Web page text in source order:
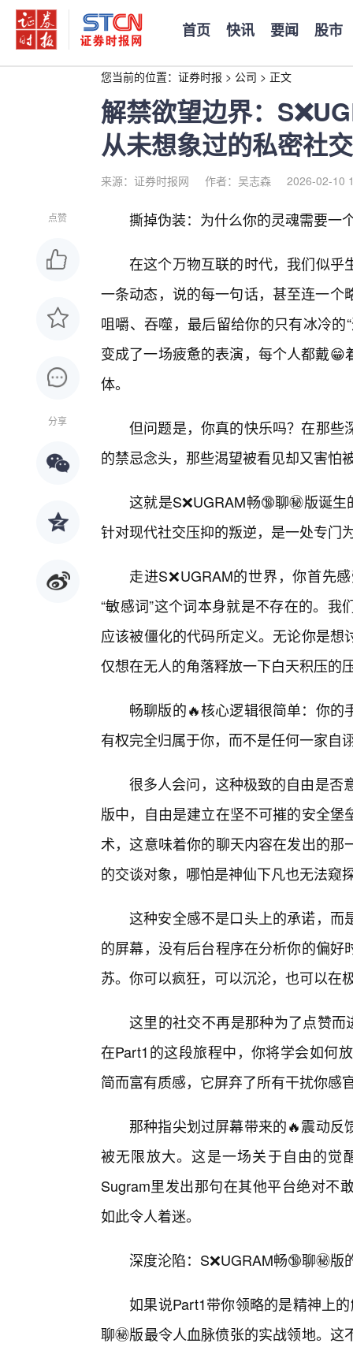
首页 快讯 要闻 股市
您当前的位置： 证券时报 > 公司 > 正文
解禁欲望边界：
从未想象过的私密社
来源：证券时报网 作者：吴志森 2026-02-10
点赞
分享
撕掉伪装：为什么你的灵魂需要一
在这个万物互联的时代，我们似乎
一条动态，说的每一句话，甚至连一
咀嚼、吞噬，最后留给你的只有冰冷
变成了一场疲惫的表演，每个人都戴
体。
但问题是，你真的快乐吗？在那些
的禁忌念头，那些渴望被看见却又害怕
这就是S❌UGRAM畅🔞聊㊙️版诞
针对现代社交压抑的叛逆，是一处专门
走进S❌UGRAM的世界，你首先
“敏感词”这个词本身就是不存在的。
应该被僵化的代码所定义。无论你是
仅想在无人的角落释放一下白天积压的
畅聊版的🔥核心逻辑很简单：你
有权完全归属于你，而不是任何一家自
很多人会问，这种极致的自由是否
版中，自由是建立在坚不可摧的安全
术，这意味着你的聊天内容在发出的
的交谈对象，哪怕是神仙下凡也无法窥
这种安全感不是口头上的承诺，而
的屏幕，没有后台程序在分析你的偏
苏。你可以疯狂，可以沉沦，也可以在
这里的社交不再是那种为了点赞而
在Part1的这段旅程中，你将学会如何
简而富有质感，它屏弃了所有干扰你感
那种指尖划过屏幕带来的🔥震动
被无限放大。这是一场关于自由的觉
Sugram里发出那句在其他平台绝对不
如此令人着迷。
深度沦陷：S❌UGRAM畅🔞聊㊙️版
如果说Part1带你领略的是精神上
聊㊙️版最令人血脉偾张的实战领地。